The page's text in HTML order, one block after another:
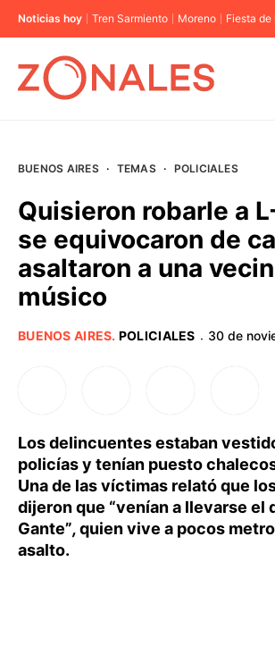
Noticias hoy Tren Sarmiento Moreno Fiesta de
BUENOS AIRES
PROVINCIAS
BUENOS AIRES · TEMAS · POLICIALES
Quisieron robarle a
se equivocaron de
asaltaron a una
músico
BUENOS AIRES. POLICIALES · 30 de
Los delincuentes estaban
policías y tenían puesto
Una de las víctimas relató que
dijeron que “venían a llevarse el
Gante”,quien vive a pocos
asalto.